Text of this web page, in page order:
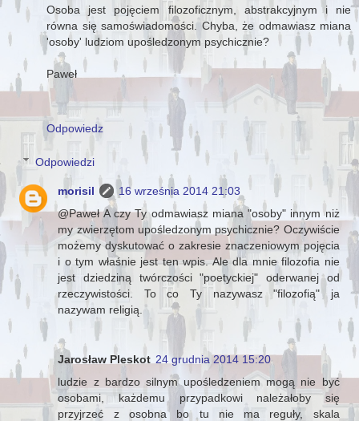
Osoba jest pojęciem filozoficznym, abstrakcyjnym i nie
równa się samoświadomości. Chyba, że odmawiasz miana
'osoby' ludziom upośledzonym psychicznie?
Paweł
Odpowiedz
Odpowiedzi
morisil
16 września 2014 21:03
@Paweł A czy Ty odmawiasz miana "osoby" innym niż
my zwierzętom upośledzonym psychicznie? Oczywiście
możemy dyskutować o zakresie znaczeniowym pojęcia
i o tym właśnie jest ten wpis. Ale dla mnie filozofia nie
jest dziedziną twórczości "poetyckiej" oderwanej od
rzeczywistości. To co Ty nazywasz "filozofią" ja
nazywam religią.
Jarosław Pleskot 24 grudnia 2014 15:20
ludzie z bardzo silnym upośledzeniem mogą nie być
osobami, każdemu przypadkowi należałoby się
przyjrzeć z osobna bo tu nie ma reguły, skala